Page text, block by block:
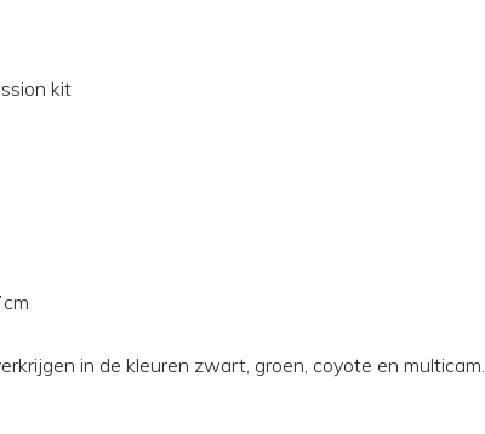
kit
in de kleuren zwart, groen, coyote en multicam.